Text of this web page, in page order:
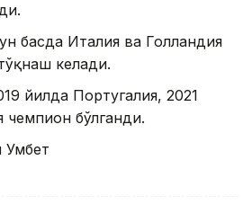
баҳсда Италия ва Голландия
келади.
йилда Португалия, 2021
бўлганди.